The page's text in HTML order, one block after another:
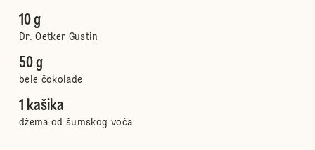
10 g
Dr. Oetker Gustin
50 g
bele čokolade
1 kašika
džema od šumskog voća